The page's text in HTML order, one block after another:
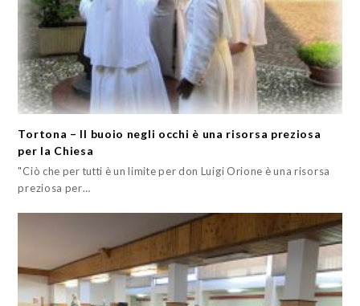
Tortona – Il buoio negli occhi è una risorsa preziosa
per la Chiesa
"Ciò che per tutti è un limite per don Luigi Orione è una risorsa
preziosa per…